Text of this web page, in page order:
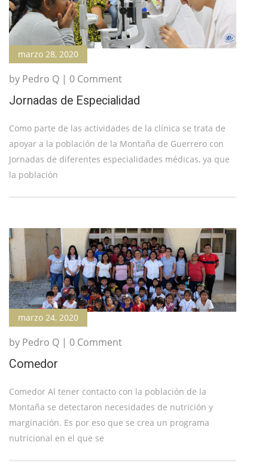
marzo 28, 2020
by Pedro Q | 0 Comment
Jornadas de Especialidad
Como parte de las actividades de la clínica se trata de
apoyar a la población de la Montaña de Guerrero con
Jornadas de diferentes especialidades médicas, ya que
la población
marzo 24, 2020
by Pedro Q | 0 Comment
Comedor
Comedor Al tener contacto con la población de la
Montaña se detectaron necesidades de nutrición y
marginación. Es por eso que se crea un programa
nutricional en el que se